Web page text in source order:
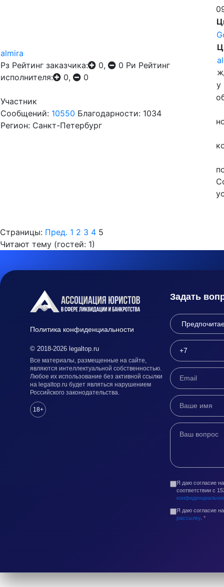
almira
Рз Рейтинг заказчика: 0, 0 Ри Рейтинг
исполнителя:
0, 0
Участник
Сообщений: 10550 Благодарности: 1034
Регион: Санкт-Петербург
у
Страницы: Пред. 1 2 3 4 5
Читают тему (гостей: 1)
Политика конфиденциальности
© 2018-2026 legaltop.ru
Все материалы, размещенные на сайте,
являются интеллектуальной собственностью.
Любое их использование без активной ссылки
на legaltop.ru будет являться нарушением
Российского законодательства.
18+
Задать
Я даю согласие
соответствии с
Я даю согласие
рассылку. *